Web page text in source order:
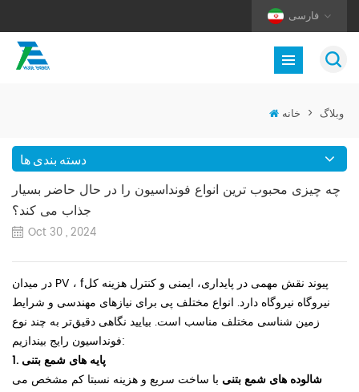
فارسی
خانه > وبلاگ
دسته بندی ها
چه چیزی محبوب ترین انواع فونداسیون را در حال حاضر بسیار
جذاب می کند؟
Oct 30 , 2024
PV ، fپیوند نقش مهمی در پایداری، ایمنی و کنترل هزینه کل
نیروگاه نیروگاه دارد. انواع مختلف پی برای نیازهای مهندسی و شرایط
زمین شناسی مختلف مناسب است. بیایید نگاهی دقیق‌تر به چند نوع
فونداسیون رایج بیندازیم:
1. پایه های شمع بتنی
شالوده های شمع بتنی با ساخت سریع و هزینه نسبتا کم مشخص می